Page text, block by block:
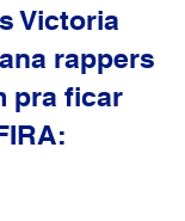
Victoria
rappers
pra ficar